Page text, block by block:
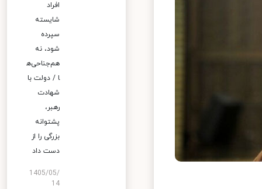
افراد
شایسته
سپرده
شود، نه
هم‌جناحی‌ه
ا / دولت با
شهادت
رهبر،
پشتوانه
بزرگی را از
دست داد
1405/05/
14